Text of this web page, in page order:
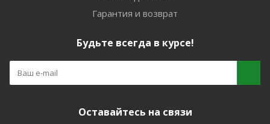
Гарантия и возврат
Будьте всегда в курсе!
Оставайтесь на связи